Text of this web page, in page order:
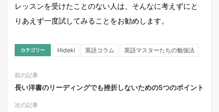
レッスンを受けたことのない人は、そんなに考えずにと
りあえず一度試してみることをお勧めします。
カテゴリー Hideki 英語コラム 英語マスターたちの勉強法
前の記事
長い洋書のリーディングでも挫折しないための5つのポイント
次の記事